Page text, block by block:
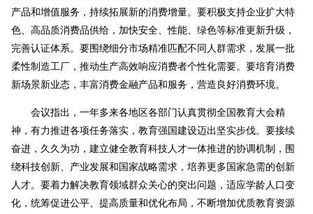
产品和增值服务，持续拓展新的消费增量。要积极支持企业扩大特
色、高品质消费品供给，加快安全、性能、绿色等标准更新升级，
完善认证体系。要围绕细分市场精准匹配不同人群需求，发展一批
柔性制造工厂，推动生产高效响应消费者个性化需要。要培育消费
新场景新业态，丰富消费金融产品和服务，营造良好消费环境。
会议指出，一年多来各地区各部门认真贯彻全国教育大会精
神，有力推进各项任务落实，教育强国建设迈出坚实步伐。要接续
奋进，久久为功，建立健全教育科技人才一体推进的协调机制，围
绕科技创新、产业发展和国家战略需求，培养更多国家急需的创新
人才。要着力解决教育领域群众关心的突出问题，适应学龄人口变
化，统筹促进公平、提高质量和优化布局，不断增加优质教育资源